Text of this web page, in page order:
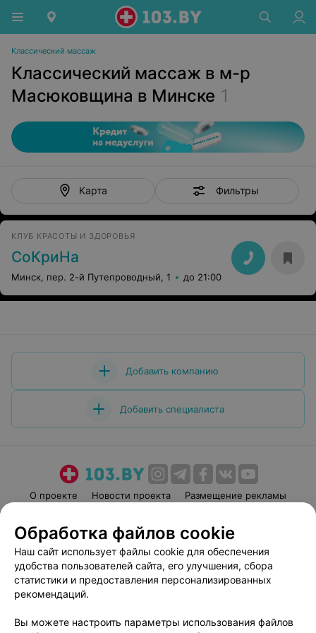
Классический массаж
Классический массаж в м-р
Масюковщина в Минске 1
Карта Фильтры
КЛУБ КРАСОТЫ И ЗДОРОВЬЯ
СоКриНа
Минск, пер. 2-й Путепроводный, 1 до 21:00
Добавить компанию
Добавить специалиста
О проекте Новости проекта
Размещение рекламы
Пользовательское соглашение
Способы оплаты
Вакансии
Партнеры
Написать руководителю 103.by
Обработка файлов cookie
Наш сайт использует файлы cookie для обеспечения
удобства пользователей сайта, его улучшения, сбора
статистики и предоставления персонализированных
рекомендаций.
Вы можете настроить параметры использования файлов